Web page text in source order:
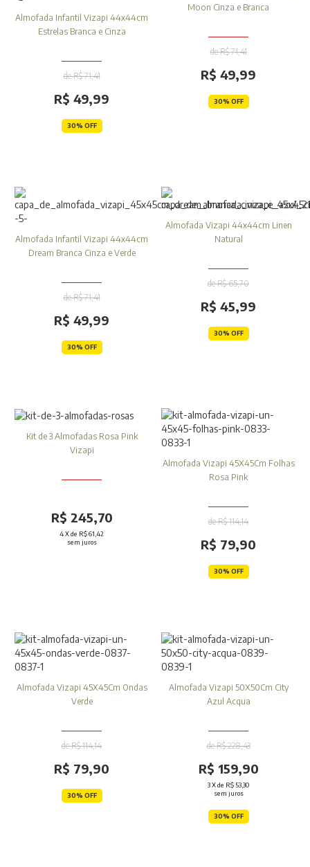
Almofada Infantil Vizapi 44x44cm
Estrelas Branca e Cinza
de R$ 71,41
R$ 49,99
30% OFF
Moon Cinza e Branca
de R$ 71,41
R$ 49,99
30% OFF
Almofada Infantil Vizapi 44x44cm
Dream Branca Cinza e Verde
de R$ 71,41
R$ 49,99
30% OFF
Almofada Vizapi 44x44cm Linen
Natural
de R$ 65,70
R$ 45,99
30% OFF
Kit de 3 Almofadas Rosa Pink
Vizapi
R$ 245,70
4X de R$ 61,42
sem juros
Almofada Vizapi 45X45Cm Folhas
Rosa Pink
de R$ 114,14
R$ 79,90
30% OFF
Almofada Vizapi 45X45Cm Ondas
Verde
de R$ 114,14
R$ 79,90
30% OFF
Almofada Vizapi 50X50Cm City
Azul Acqua
de R$ 228,43
R$ 159,90
3X de R$ 53,30
sem juros
30% OFF